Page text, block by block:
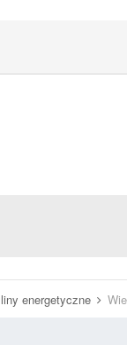
energetyczne